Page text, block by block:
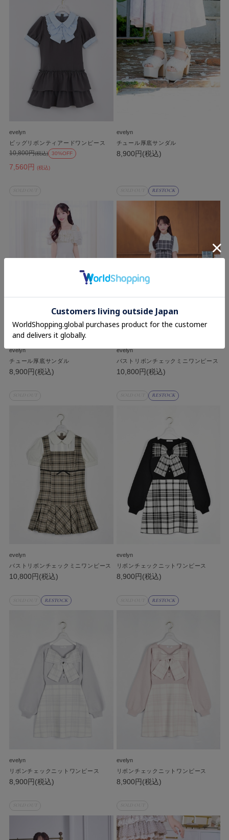
evelyn
ビッグリボンティアードワンピース
7,560円 (税込)
10,800円(税込) 30%OFF
evelyn
チュール厚底サンダル
8,900円(税込)
evelyn
チュール厚底サンダル
8,900円(税込)
RESTOCK
evelyn
バストリボンチェックミニワンピース
10,800円(税込)
evelyn
バストリボンチェックミニワンピース
10,800円(税込)
RESTOCK
evelyn
リボンチェックニットワンピース
8,900円(税込)
RESTOCK
evelyn
リボンチェックニットワンピース
8,900円(税込)
RESTOCK
evelyn
リボンチェックニットワンピース
8,900円(税込)